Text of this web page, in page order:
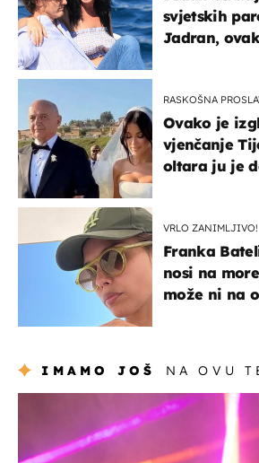
svjetskih
Jadran,
RASKOŠNA
Ovako je
vjenčanje
oltara ju je
VRLO ZANIMLJIVO!
Franka
nosi na
može ni na
IMAMO JOŠ NA OVU